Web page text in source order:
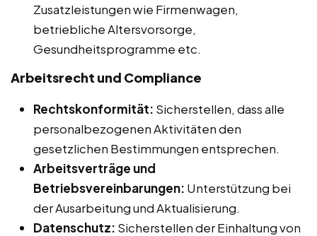
Zusatzleistungen wie Firmenwagen,
betriebliche Altersvorsorge,
Gesundheitsprogramme etc.
Arbeitsrecht und Compliance
Rechtskonformität: Sicherstellen, dass alle
personalbezogenen Aktivitäten den
gesetzlichen Bestimmungen entsprechen.
Arbeitsverträge und
Betriebsvereinbarungen: Unterstützung bei
der Ausarbeitung und Aktualisierung.
Datenschutz: Sicherstellen der Einhaltung von